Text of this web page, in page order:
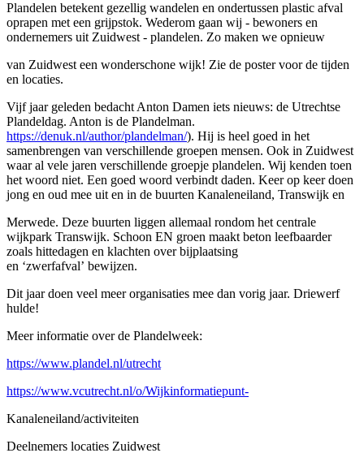
Plandelen betekent gezellig wandelen en ondertussen plastic afval
oprapen met een grijpstok. Wederom gaan wij - bewoners en
ondernemers uit Zuidwest - plandelen. Zo maken we opnieuw
van Zuidwest een wonderschone wijk! Zie de poster voor de tijden
en locaties.
Vijf jaar geleden bedacht Anton Damen iets nieuws: de Utrechtse
Plandeldag. Anton is de Plandelman.
https://denuk.nl/author/plandelman/). Hij is heel goed in het
samenbrengen van verschillende groepen mensen. Ook in Zuidwest
waar al vele jaren verschillende groepje plandelen. Wij kenden toen
het woord niet. Een goed woord verbindt daden. Keer op keer doen
jong en oud mee uit en in de buurten Kanaleneiland, Transwijk en
Merwede. Deze buurten liggen allemaal rondom het centrale
wijkpark Transwijk. Schoon EN groen maakt beton leefbaarder
zoals hittedagen en klachten over bijplaatsing
en ‘zwerfafval’ bewijzen.
Dit jaar doen veel meer organisaties mee dan vorig jaar. Driewerf
hulde!
Meer informatie over de Plandelweek:
https://www.plandel.nl/utrecht
https://www.vcutrecht.nl/o/Wijkinformatiepunt-
Kanaleneiland/activiteiten
Deelnemers locaties Zuidwest